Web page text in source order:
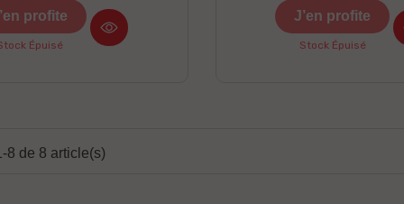
profite
Épuisé
bidirectionnels en
J’en profite
Stock Épuisé
8 de 8 article(s)